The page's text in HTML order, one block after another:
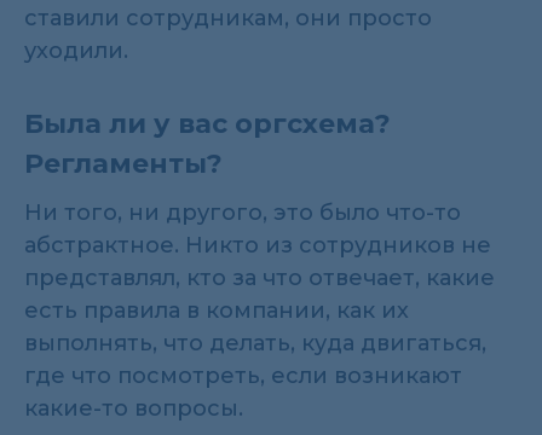
ставили сотрудникам, они просто
уходили.
Была ли у вас оргсхема?
Регламенты?
Ни того, ни другого, это было что-то
абстрактное. Никто из сотрудников не
представлял, кто за что отвечает, какие
есть правила в компании, как их
выполнять, что делать, куда двигаться,
где что посмотреть, если возникают
какие-то вопросы.